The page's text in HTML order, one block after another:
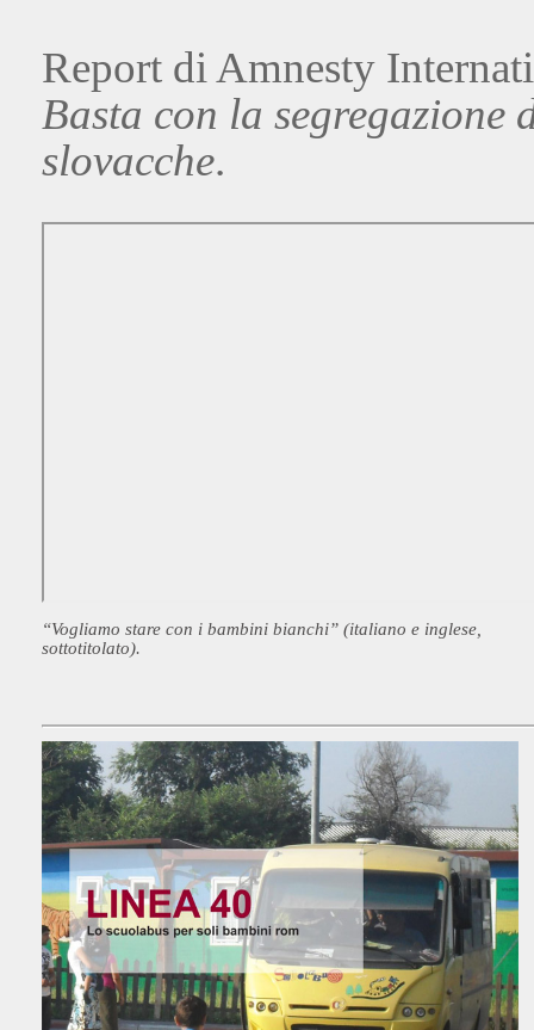
Report di Amnesty
Basta con la segregazione
slovacche.
“Vogliamo stare con i bambini bianchi” (italiano e inglese,
sottotitolato).